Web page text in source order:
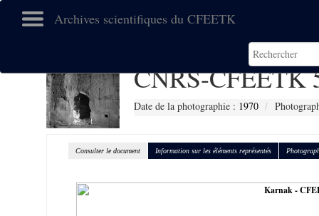
Archives scientifiques du CFEETK
CNRS-CFEETK
Date de la photographie : 1970
Consulter le document Information sur les éléments représentés